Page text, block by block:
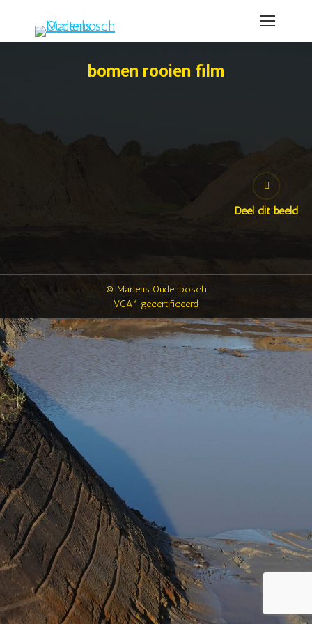
bomen rooien film
Deel dit beeld
© Martens Oudenbosch
VCA* gecertificeerd